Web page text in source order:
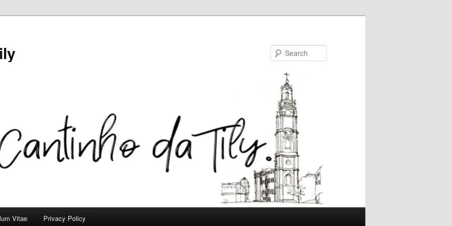
Vitae Privacy Policy